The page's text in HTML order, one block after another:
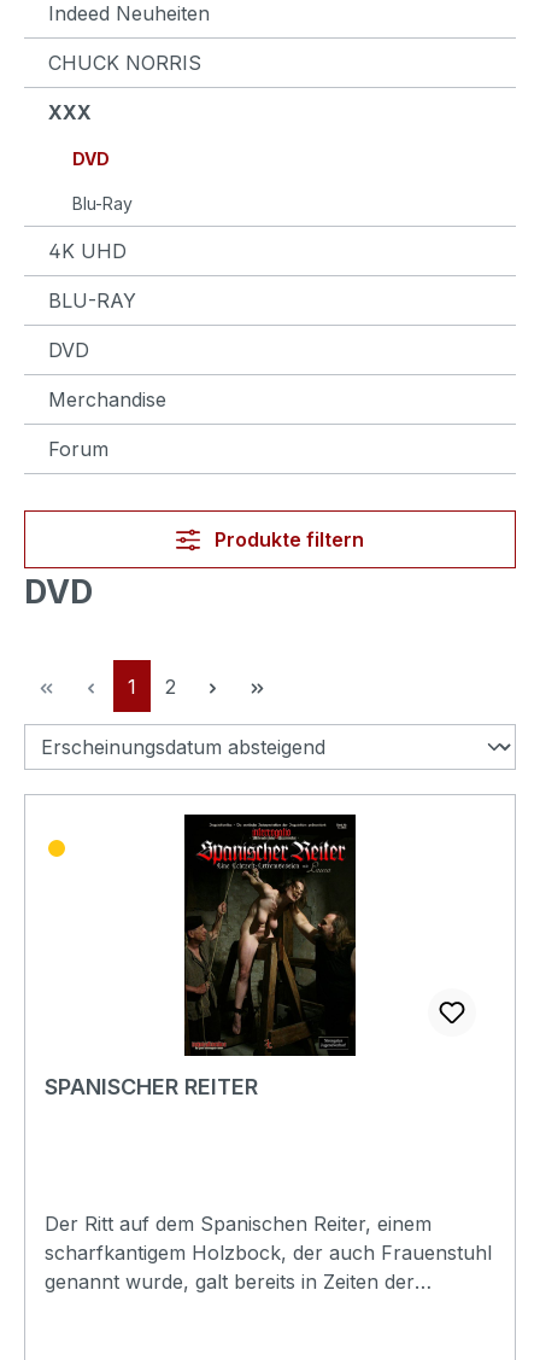
Indeed Neuheiten
CHUCK NORRIS
XXX
DVD
Blu-Ray
4K UHD
BLU-RAY
DVD
Merchandise
Forum
Produkte filtern
DVD
Seite
1 Seite
2
SPANISCHER REITER
Der Ritt auf dem Spanischen Reiter, einem
scharfkantigem Holzbock, der auch Frauenstuhl
genannt wurde, galt bereits in Zeiten der